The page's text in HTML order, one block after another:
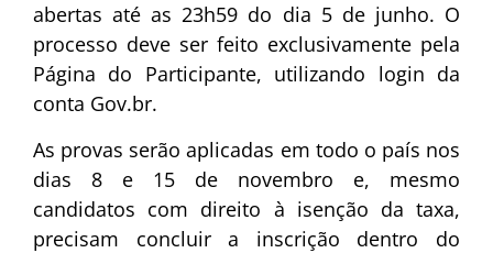
abertas até as 23h59 do dia 5 de junho. O
processo deve ser feito exclusivamente pela
Página do Participante, utilizando login da
conta Gov.br.
As provas serão aplicadas em todo o país nos
dias 8 e 15 de novembro e, mesmo
candidatos com direito à isenção da taxa,
precisam concluir a inscrição dentro do